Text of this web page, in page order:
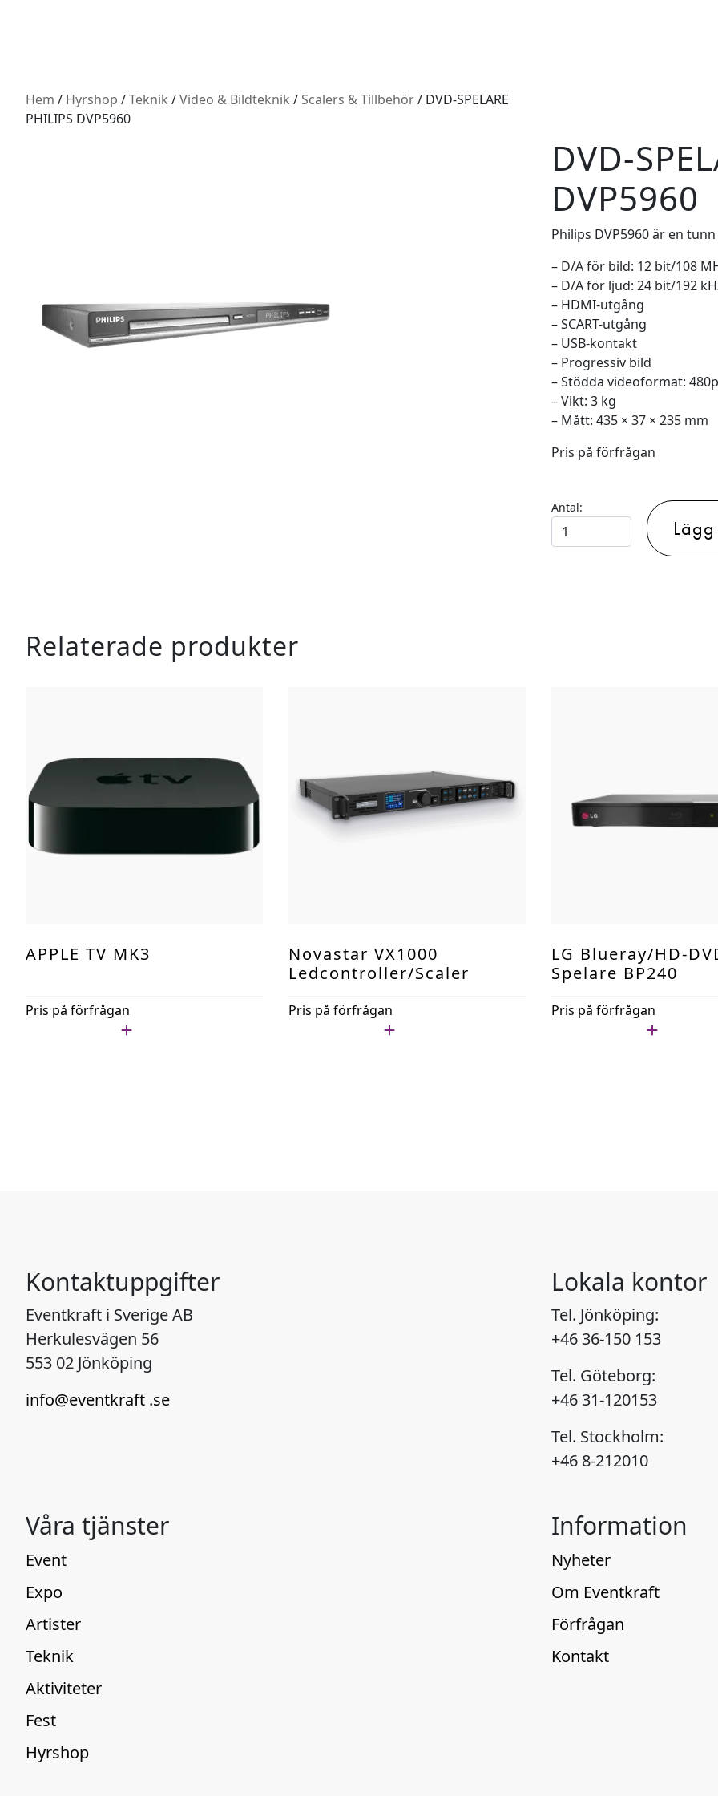
Hem / Hyrshop /Teknik /Video & Bildteknik /Scalers & Tillbehör/ DVD-SPELARE
PHILIPS DVP5960
DVD-
DVP5960
Philips DVP5960 är en
– D/A för bild: 12 bit/108
– D/A för ljud: 24 bit/192
– HDMI-utgång
– SCART-utgång
– USB-kontakt
– Progressiv bild
– Stödda videoformat:
– Vikt: 3 kg
– Mått: 435 × 37 × 235 mm
Pris på förfrågan
Antal:
DVD-
SPELARE
Relaterade produkter
APPLE TV MK3
Pris på förfrågan
Novastar VX1000
Ledcontroller/scaler
Pris på förfrågan
LG Blueray/HD-
Spelare BP240
Pris på förfrågan
Kontaktuppgifter
Eventkraft i Sverige AB
Herkulesvägen 56
553 02 Jönköping
info@eventkraft .se
Lokala kontor
Tel. Jönköping:
+46 36-150 153
Tel. Göteborg:
+46 31-120153
Tel. Stockholm:
+46 8-212010
Våra tjänster
Event
Expo
Artister
Teknik
Aktiviteter
Fest
Hyrshop
Information
Nyheter
Om Eventkraft
Förfrågan
Kontakt